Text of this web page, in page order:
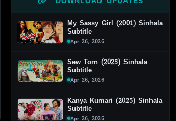
My Sassy Girl (2001) Sinhala
Subtitle
Apr 26, 2026
Sew Torn (2025) Sinhala
Subtitle
Apr 26, 2026
Kanya Kumari (2025) Sinhala
Subtitle
Apr 26, 2026